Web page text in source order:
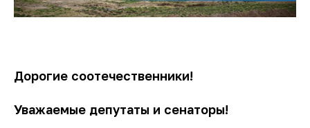
Дорогие соотечественники!
Уважаемые депутаты и сенаторы!